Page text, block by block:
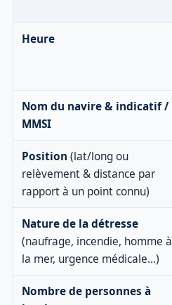
Heure
Nom du navire & indicatif /
MMSI
Position (lat/long ou
relèvement & distance par
rapport à un point connu)
Nature de la détresse
(naufrage, incendie, homme à
la mer, urgence médicale…)
Nombre de personnes à